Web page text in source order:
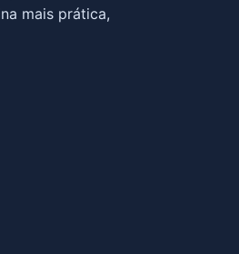
mais prática,